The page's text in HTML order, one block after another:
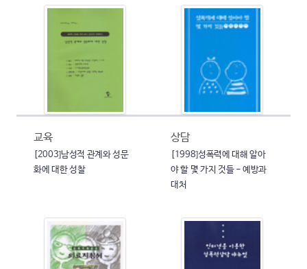
교육
[2003]남성적 관계와 성문
화에 대한 성찰
상담
[1998]성폭력에 대해 알아
야 할 몇 가지 것들 - 예방과
대처